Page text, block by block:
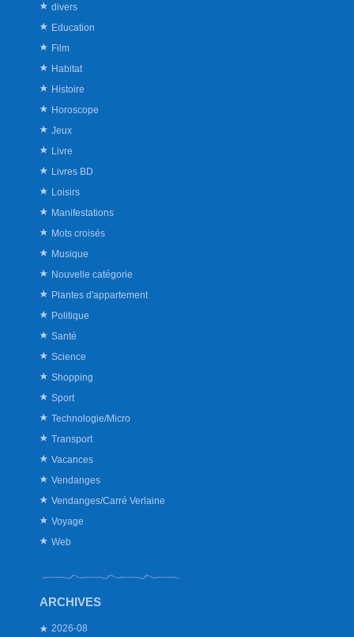
divers
Education
Film
Habitat
Histoire
Horoscope
Jeux
Livre
Livres BD
Loisirs
Manifestations
Mots croisés
Musique
Nouvelle catégorie
Plantes d'appartement
Politique
Santé
Science
Shopping
Sport
Technologie/Micro
Transport
Vacances
Vendanges
Vendanges/Carré Verlaine
Voyage
Web
ARCHIVES
2026-08